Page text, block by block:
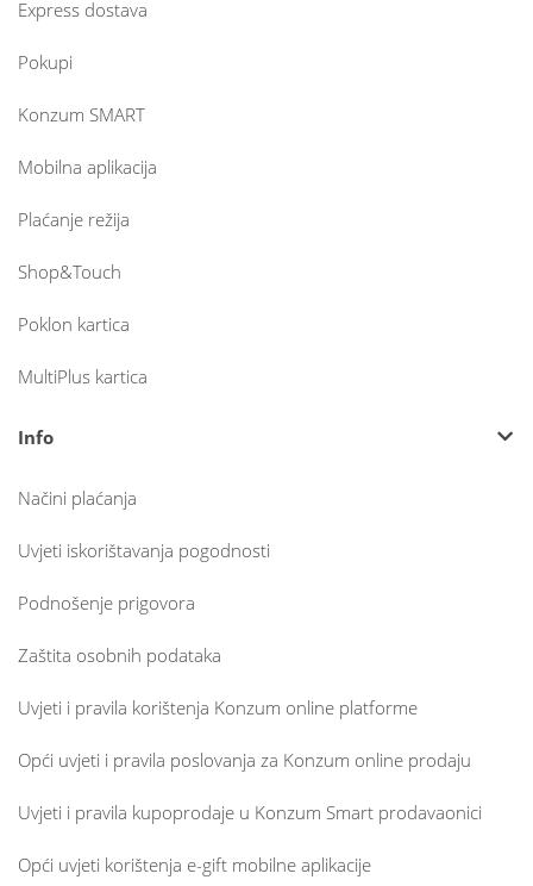
Express dostava
Pokupi
Konzum SMART
Mobilna aplikacija
Plaćanje režija
Shop&Touch
Poklon kartica
MultiPlus kartica
Info
Načini plaćanja
Uvjeti iskorištavanja pogodnosti
Podnošenje prigovora
Zaštita osobnih podataka
Uvjeti i pravila korištenja Konzum online platforme
Opći uvjeti i pravila poslovanja za Konzum online prodaju
Uvjeti i pravila kupoprodaje u Konzum Smart prodavaonici
Opći uvjeti korištenja e-gift mobilne aplikacije